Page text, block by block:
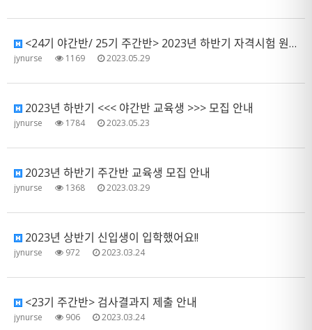
<24기 야간반/ 25기 주간반> 2023년 하반기 자격시험 원서접수관련 제출서류 안내
jynurse 1169 2023.05.29
2023년 하반기 <<< 야간반 교육생 >>> 모집 안내
jynurse 1784 2023.05.23
2023년 하반기 주간반 교육생 모집 안내
jynurse 1368 2023.03.29
2023년 상반기 신입생이 입학했어요!!
jynurse 972 2023.03.24
<23기 주간반> 검사결과지 제출 안내
jynurse 906 2023.03.24